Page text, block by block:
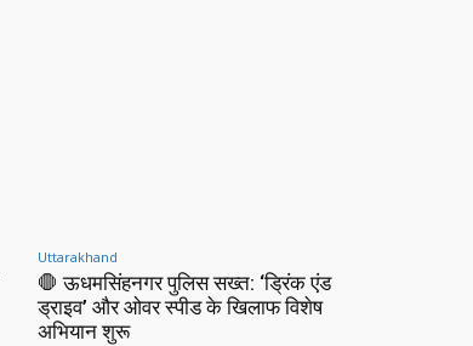
Uttarakhand
🛑 ऊधमसिंहनगर पुलिस सख्त: ‘ड्रिंक एंड
ड्राइव’ और ओवर स्पीड के खिलाफ विशेष
अभियान शुरू